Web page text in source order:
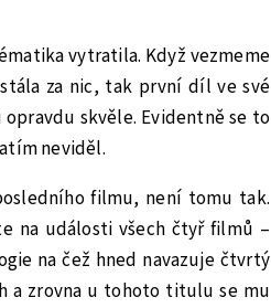
vytratila. Když vezmeme
za nic, tak první díl ve své
skvěle. Evidentně se to
neviděl.
filmu, není tomu tak.
na události všech čtyř filmů –
na čež hned navazuje čtvrtý
a zrovna u tohoto titulu se mu